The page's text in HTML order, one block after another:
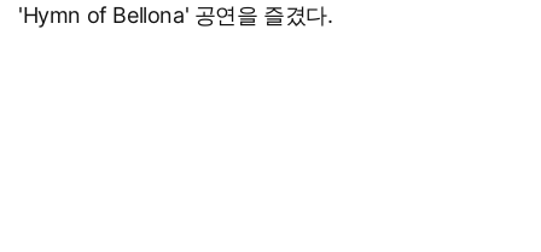
'Hymn of Bellona' 공연을 즐겼다.